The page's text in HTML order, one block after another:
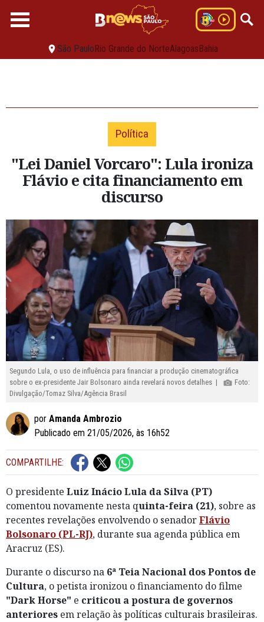
São PauloRio Grande do NorteAlagoasBahia
Política
"Lei Daniel Vorcaro": Lula ironiza
Flávio e cita financiamento em
discurso
Segundo Lula, o uso de influência para financiar a produção cinematográfica
sobre o ex-presidente Jair Bolsonaro ainda revelará novos detalhes |
Foto:
Divulgação/Tomaz Silva/Agência Brasil
por Amanda Ambrozio
Publicado em 21/05/2026, às 16h52
COMPARTILHE:
O presidente Luiz Inácio Lula da Silva (PT)
comentou novamente nesta quinta-feira (21), sobre as
recentes revelações envolvendo o senadorFlávio
Bolsonaro (PL-RJ), durante sua agenda pública em
Aracruz (ES).
Durante o discurso na 6ª Teia Nacional dos Pontos de
Cultura, o petista ironizou o financiamento do filme
"Dark Horse" e criticou a postura de governos
anteriores em relação às políticas culturais brasileiras.